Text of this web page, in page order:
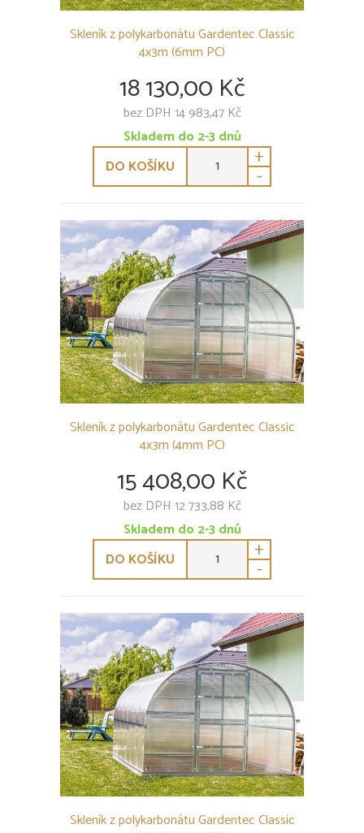
Skleník z polykarbonátu Gardentec Classic
4x3m (6mm PC)
18 130,00 Kč
bez DPH 14 983,47 Kč
Skladem do 2-3 dnů
DO KOŠÍKU
+
-
Skleník z polykarbonátu Gardentec Classic
4x3m (4mm PC)
15 408,00 Kč
bez DPH 12 733,88 Kč
Skladem do 2-3 dnů
DO KOŠÍKU
+
-
Skleník z polykarbonátu Gardentec Classic